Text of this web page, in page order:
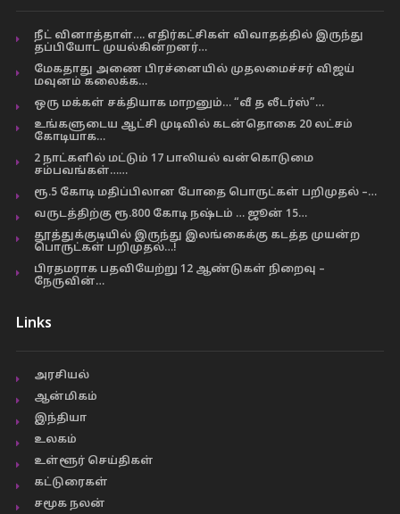
நீட் வினாத்தாள்…. எதிர்கட்சிகள் விவாதத்தில் இருந்து
தப்பியோட முயல்கின்றனர்…
மேகதாது அணை பிரச்னையில் முதலமைச்சர் விஜய்
மவுனம் கலைக்க…
ஒரு மக்கள் சக்தியாக மாறனும்… “வீ த லீடர்ஸ்”…
உங்களுடைய ஆட்சி முடிவில் கடன்தொகை 20 லட்சம்
கோடியாக…
2 நாட்களில் மட்டும் 17 பாலியல் வன்கொடுமை
சம்பவங்கள்……
ரூ.5 கோடி மதிப்பிலான போதை பொருட்கள் பறிமுதல் –…
வருடத்திற்கு ரூ.800 கோடி நஷ்டம் … ஜூன் 15…
தூத்துக்குடியில் இருந்து இலங்கைக்கு கடத்த முயன்ற
பொருட்கள் பறிமுதல்…!
பிரதமராக பதவியேற்று 12 ஆண்டுகள் நிறைவு –
நேருவின்…
Links
அரசியல்
ஆன்மிகம்
இந்தியா
உலகம்
உள்ளூர் செய்திகள்
கட்டுரைகள்
சமூக நலன்